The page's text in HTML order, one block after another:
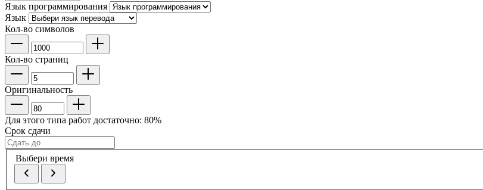
Язык программирования
Язык
Кол-во символов
Кол-во страниц
Оригинальность
Для этого типа работ достаточно: 80%
Срок сдачи
Выбери время